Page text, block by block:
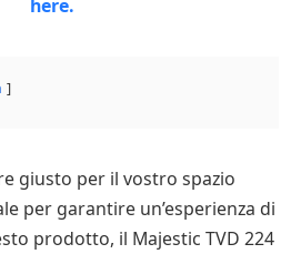
giusto per il vostro spazio
per garantire un’esperienza di
prodotto, il Majestic TVD 224